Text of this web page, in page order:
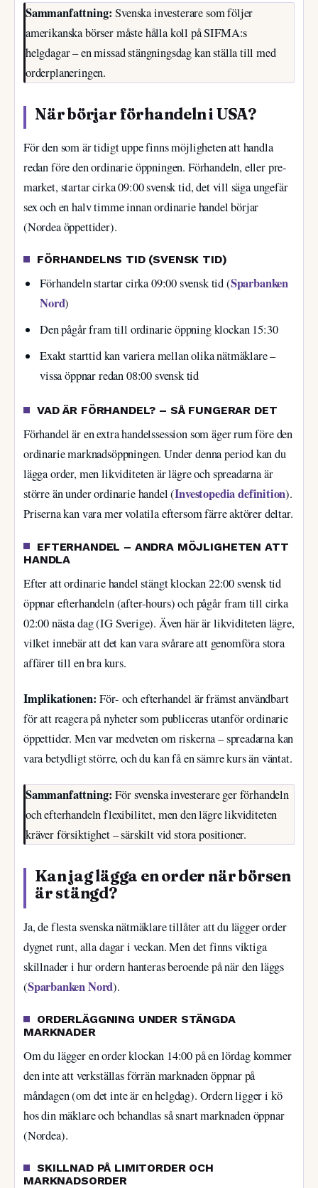
Sammanfattning: Svenska investerare som följer
amerikanska börser måste hålla koll på SIFMA:s
helgdagar – en missad stängningsdag kan ställa till med
orderplaneringen.
När börjar förhandeln i USA?
För den som är tidigt uppe finns möjligheten att handla
redan före den ordinarie öppningen. Förhandeln, eller pre-
market, startar cirka 09:00 svensk tid, det vill säga ungefär
sex och en halv timme innan ordinarie handel börjar
(Nordea öppettider).
FÖRHANDELNS TID (SVENSK TID)
Förhandeln startar cirka 09:00 svensk tid (Sparbanken
Nord)
Den pågår fram till ordinarie öppning klockan 15:30
Exakt starttid kan variera mellan olika nätmäklare –
vissa öppnar redan 08:00 svensk tid
VAD ÄR FÖRHANDEL? – SÅ FUNGERAR DET
Förhandel är en extra handelssession som äger rum före den
ordinarie marknadsöppningen. Under denna period kan du
lägga order, men likviditeten är lägre och spreadarna är
större än under ordinarie handel (Investopedia definition).
Priserna kan vara mer volatila eftersom färre aktörer deltar.
EFTERHANDEL – ANDRA MÖJLIGHETEN ATT
HANDLA
Efter att ordinarie handel stängt klockan 22:00 svensk tid
öppnar efterhandeln (after-hours) och pågår fram till cirka
02:00 nästa dag (IG Sverige). Även här är likviditeten lägre,
vilket innebär att det kan vara svårare att genomföra stora
affärer till en bra kurs.
Implikationen: För- och efterhandel är främst användbart
för att reagera på nyheter som publiceras utanför ordinarie
öppettider. Men var medveten om riskerna – spreadarna kan
vara betydligt större, och du kan få en sämre kurs än väntat.
Sammanfattning: För svenska investerare ger förhandeln
och efterhandeln flexibilitet, men den lägre likviditeten
kräver försiktighet – särskilt vid stora positioner.
Kan jag lägga en order när börsen
är stängd?
Ja, de flesta svenska nätmäklare tillåter att du lägger order
dygnet runt, alla dagar i veckan. Men det finns viktiga
skillnader i hur ordern hanteras beroende på när den läggs
(Sparbanken Nord).
ORDERLÄGGNING UNDER STÄNGDA
MARKNADER
Om du lägger en order klockan 14:00 på en lördag kommer
den inte att verkställas förrän marknaden öppnar på
måndagen (om det inte är en helgdag). Ordern ligger i kö
hos din mäklare och behandlas så snart marknaden öppnar
(Nordea).
SKILLNAD PÅ LIMITORDER OCH
MARKNADSORDER